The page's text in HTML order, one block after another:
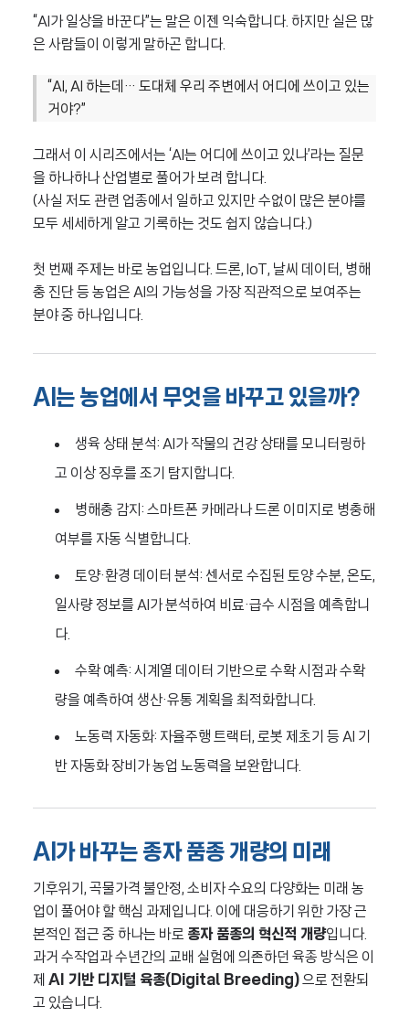
“AI가 일상을 바꾼다”는 말은 이젠 익숙합니다. 하지만 실은 많
은 사람들이 이렇게 말하곤 합니다.
“AI, AI 하는데… 도대체 우리 주변에서 어디에 쓰이고 있는
거야?”
그래서 이 시리즈에서는 ‘AI는 어디에 쓰이고 있나’라는 질문
을 하나하나 산업별로 풀어가 보려 합니다.
(사실 저도 관련 업종에서 일하고 있지만 수없이 많은 분야를
모두 세세하게 알고 기록하는 것도 쉽지 않습니다.)
첫 번째 주제는 바로 농업입니다. 드론, IoT, 날씨 데이터, 병해
충 진단 등 농업은 AI의 가능성을 가장 직관적으로 보여주는
분야 중 하나입니다.
AI는 농업에서 무엇을 바꾸고 있을까?
생육 상태 분석: AI가 작물의 건강 상태를 모니터링하
고 이상 징후를 조기 탐지합니다.
병해충 감지: 스마트폰 카메라나 드론 이미지로 병충해
여부를 자동 식별합니다.
토양·환경 데이터 분석: 센서로 수집된 토양 수분, 온도,
일사량 정보를 AI가 분석하여 비료·급수 시점을 예측합니
다.
수확 예측: 시계열 데이터 기반으로 수확 시점과 수확
량을 예측하여 생산·유통 계획을 최적화합니다.
노동력 자동화: 자율주행 트랙터, 로봇 제초기 등 AI 기
반 자동화 장비가 농업 노동력을 보완합니다.
AI가 바꾸는 종자 품종 개량의 미래
기후위기, 곡물가격 불안정, 소비자 수요의 다양화는 미래 농
업이 풀어야 할 핵심 과제입니다. 이에 대응하기 위한 가장 근
본적인 접근 중 하나는 바로 종자 품종의 혁신적 개량입니다.
과거 수작업과 수년간의 교배 실험에 의존하던 육종 방식은 이
제 AI 기반 디지털 육종(Digital Breeding)으로 전환되
고 있습니다.